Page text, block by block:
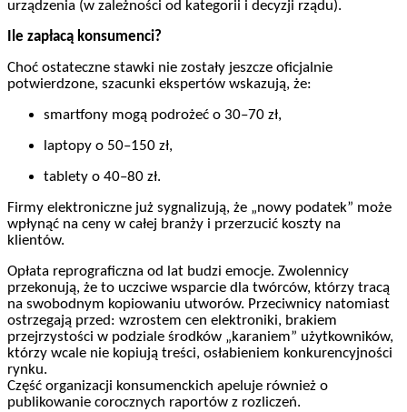
urządzenia (w zależności od kategorii i decyzji rządu).
Ile zapłacą konsumenci?
Choć ostateczne stawki nie zostały jeszcze oficjalnie
potwierdzone, szacunki ekspertów wskazują, że:
smartfony mogą podrożeć o 30–70 zł,
laptopy o 50–150 zł,
tablety o 40–80 zł.
Firmy elektroniczne już sygnalizują, że „nowy podatek” może
wpłynąć na ceny w całej branży i przerzucić koszty na
klientów.
Opłata reprograficzna od lat budzi emocje. Zwolennicy
przekonują, że to uczciwe wsparcie dla twórców, którzy tracą
na swobodnym kopiowaniu utworów. Przeciwnicy natomiast
ostrzegają przed: wzrostem cen elektroniki, brakiem
przejrzystości w podziale środków „karaniem” użytkowników,
którzy wcale nie kopiują treści, osłabieniem konkurencyjności
rynku.
Część organizacji konsumenckich apeluje również o
publikowanie corocznych raportów z rozliczeń.